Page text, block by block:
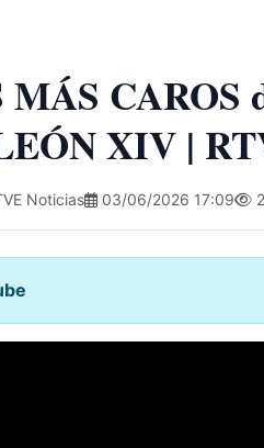
CAROS
XIV |
Noticias 03/06/2026 17:09